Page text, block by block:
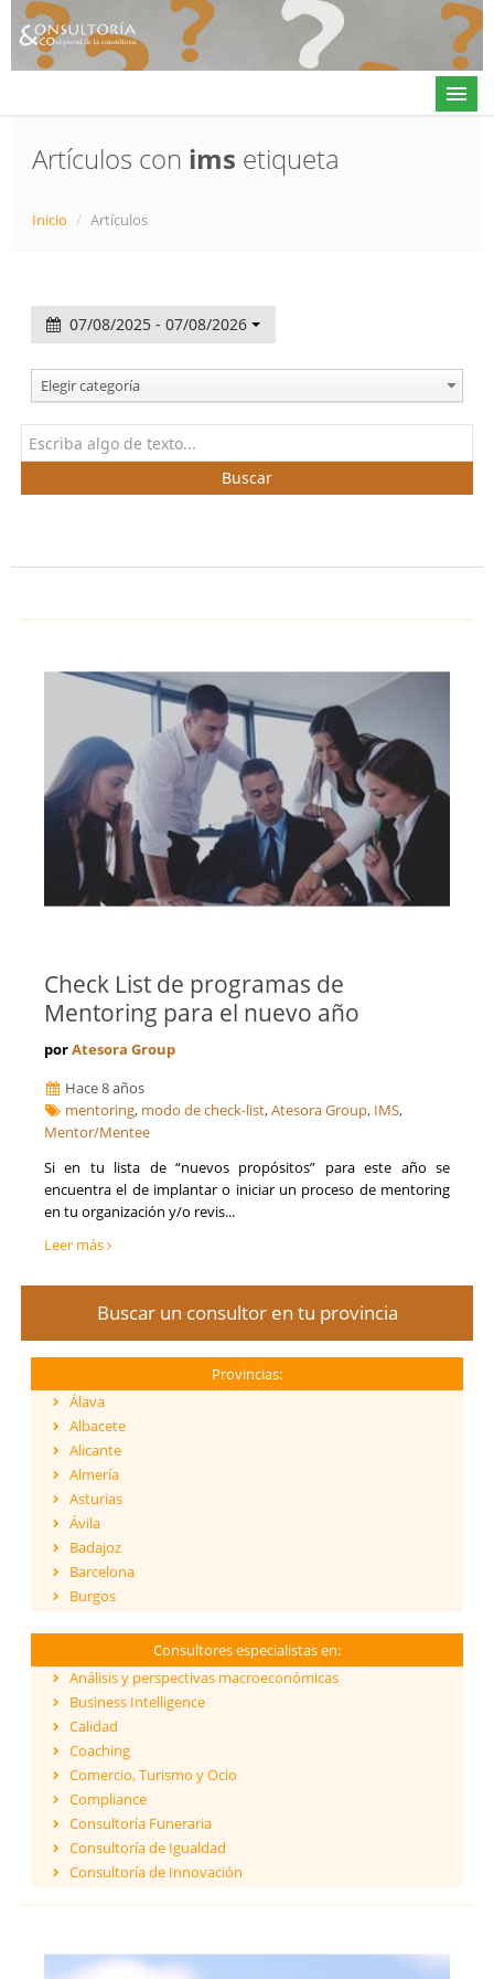
Contacto
𝕏
Artículos con ims etiqueta
Inicio / Artículos
07/08/2025 - 07/08/2026
Elegir categoría
Buscar
Check List de programas de
Mentoring para el nuevo año
porAtesora Group
Hace 8 años
mentoring, modo de check-list,Atesora Group, IMS,
Mentor/Mentee
Si en tu lista de “nuevos propósitos” para este año se
encuentra el de implantar o iniciar un proceso de mentoring
en tu organización y/o revis...
Leer más
Buscar un consultor en tu provincia
Provincias:
Álava
Albacete
Alicante
Almería
Asturias
Ávila
Badajoz
Barcelona
Burgos
Cantabria
Castellón
Ceuta
Ciudad Real
Córdoba
Cuenca
Girona
Granada
Guadalajara
Islas Baleares
Consultores especialistas en:
Análisis y perspectivas macroeconómicas
Business Intelligence
Calidad
Coaching
Comercio, Turismo y Ocio
Compliance
Consultoría Funeraria
Consultoría de Igualdad
Consultoría de Innovación
Financiación de proyectos internacionales